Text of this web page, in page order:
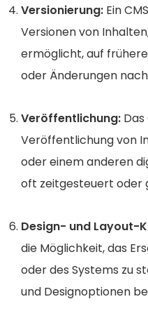
Versionierung: Ein
Versionen von
ermöglicht, auf
oder Änderungen
Veröffentlichung:
Veröffentlichung von
oder einem anderen
oft zeitgesteuert oder
Design- und Layout-
die Möglichkeit, das
oder des Systems zu
und Designoptionen